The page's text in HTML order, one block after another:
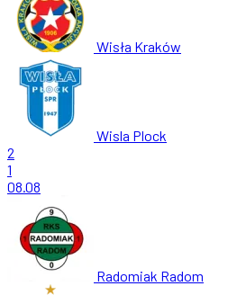
Wisła Kraków
Wisla Plock
2
1
08.08
Radomiak Radom